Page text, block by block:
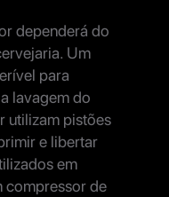
dependerá do
Um
para
lavagem do
utilizam pistões
e libertar
em
compressor de